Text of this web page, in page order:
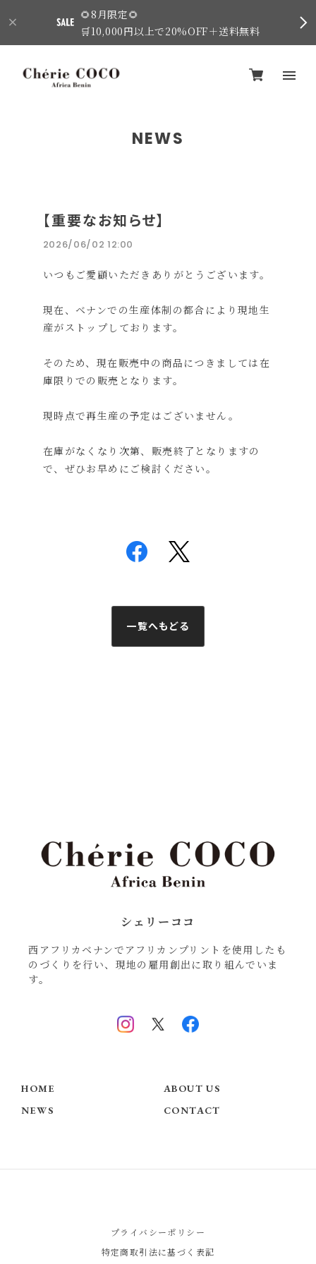
🌻8月限定🌻
🛒10,000円以上で20%OFF＋送料無料
NEWS
【重要なお知らせ】
2026/06/02 12:00
いつもご愛顧いただきありがとうございます。
現在、ベナンでの生産体制の都合により現地生
産がストップしております。
そのため、現在販売中の商品につきましては在
庫限りでの販売となります。
現時点で再生産の予定はございません。
在庫がなくなり次第、販売終了となりますの
で、ぜひお早めにご検討ください。
一覧へもどる
シェリーココ
西アフリカベナンでアフリカンプリントを使用したも
のづくりを行い、現地の雇用創出に取り組んでいま
す。
HOME
ABOUT US
NEWS
CONTACT
プライバシーポリシー
特定商取引法に基づく表記